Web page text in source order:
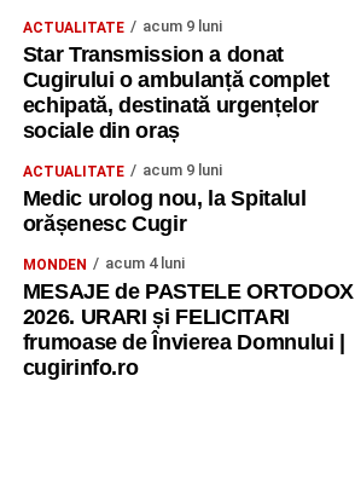
ACTUALITATE acum 9 luni
Star Transmission a donat
Cugirului o ambulanță complet
echipată, destinată urgențelor
sociale din oraș
ACTUALITATE acum 9 luni
Medic urolog nou, la Spitalul
orășenesc Cugir
MONDEN acum 4 luni
MESAJE de PASTELE ORTODOX
2026. URARI și FELICITARI
frumoase de Învierea Domnului |
cugirinfo.ro